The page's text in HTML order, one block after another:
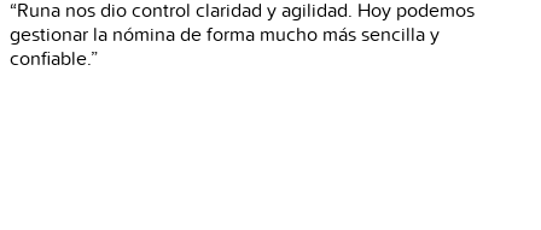
“Runa nos dio control claridad y agilidad. Hoy podemos
gestionar la nómina de forma mucho más sencilla y
confiable.”